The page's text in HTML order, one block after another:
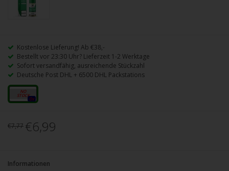
Kostenlose Lieferung! Ab €38,-
Bestellt vor 23:30 Uhr? Lieferzeit 1-2 Werktage
Sofort versandfähig, ausreichende Stückzahl
Deutsche Post DHL + 6500 DHL Packstations
0mg
0x
€7,77 €6,99
Informationen